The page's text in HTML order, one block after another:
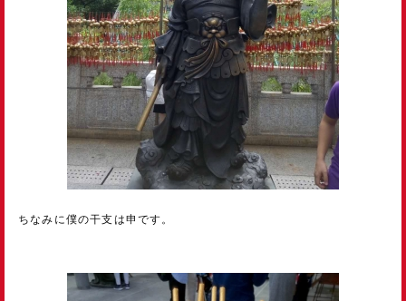
ちなみに僕の干支は申です。